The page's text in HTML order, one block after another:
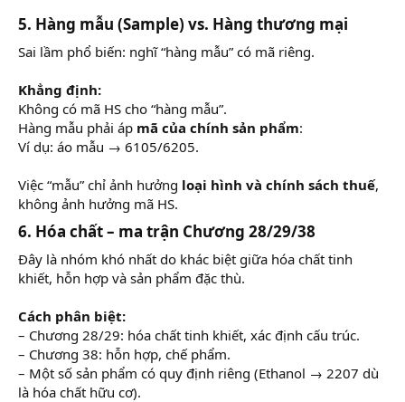
5. Hàng mẫu (Sample) vs. Hàng thương mại
Sai lầm phổ biến: nghĩ “hàng mẫu” có mã riêng.
Khẳng định:
Không có mã HS cho “hàng mẫu”.
Hàng mẫu phải áp mã của chính sản phẩm:
Ví dụ: áo mẫu → 6105/6205.
Việc “mẫu” chỉ ảnh hưởng loại hình và chính sách thuế,
không ảnh hưởng mã HS.
6. Hóa chất – ma trận Chương 28/29/38
Đây là nhóm khó nhất do khác biệt giữa hóa chất tinh
khiết, hỗn hợp và sản phẩm đặc thù.
Cách phân biệt:
– Chương 28/29: hóa chất tinh khiết, xác định cấu trúc.
– Chương 38: hỗn hợp, chế phẩm.
– Một số sản phẩm có quy định riêng (Ethanol → 2207 dù
là hóa chất hữu cơ).